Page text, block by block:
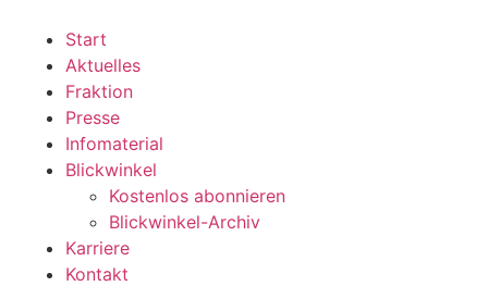
wechseln
Start
Aktuelles
Fraktion
Presse
Infomaterial
Blickwinkel
Kostenlos abonnieren
Blickwinkel-Archiv
Karriere
Kontakt